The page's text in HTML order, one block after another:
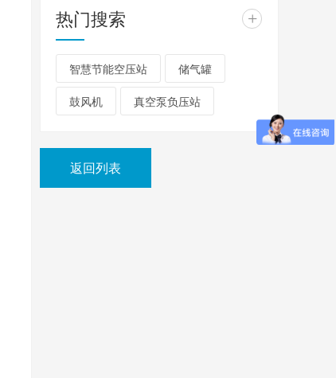
热门搜索 +
智慧节能空压站 储气罐
鼓风机 真空泵负压站
返回列表